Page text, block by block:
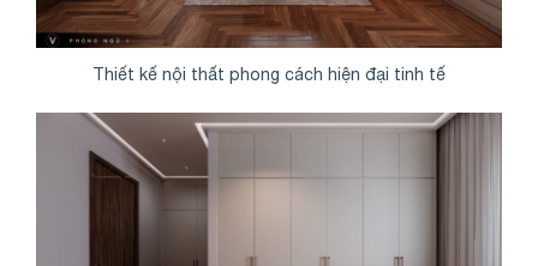
Thiết kế nội thất phong cách hiện đại tinh tế